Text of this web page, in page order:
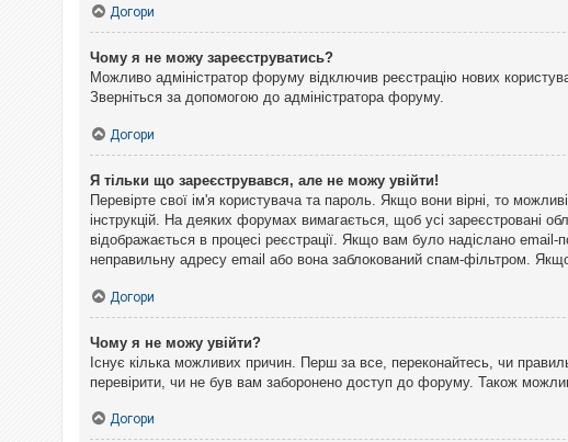
Догори
Чому я не можу зареєструватись?
Можливо адміністратор форуму відключив реєстрацію нових
Зверніться за допомогою до адміністратора форуму.
Догори
Я тільки що зареєструвався, але не можу увійти!
Перевірте свої ім'я користувача та пароль. Якщо вони вірні, то
інструкцій. На деяких форумах вимагається, щоб усі зареєстровані
відображається в процесі реєстрації. Якщо вам було надіслано
неправильну адресу email або вона заблокований спам-фільтром.
Догори
Чому я не можу увійти?
Існує кілька можливих причин. Перш за все, переконайтесь, чи
перевірити, чи не був вам заборонено доступ до форуму. Також
Догори